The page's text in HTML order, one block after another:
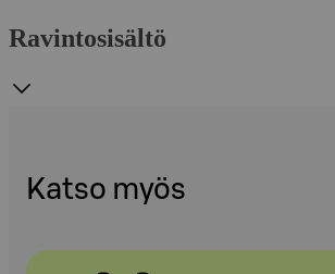
Ravintosisältö
Katso myös